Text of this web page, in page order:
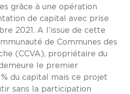
grâce à une opération
de capital avec prise
2021. A l’issue de cette
de Communes des
(CCVA), propriétaire du
le premier
du capital mais ce projet
sans la participation